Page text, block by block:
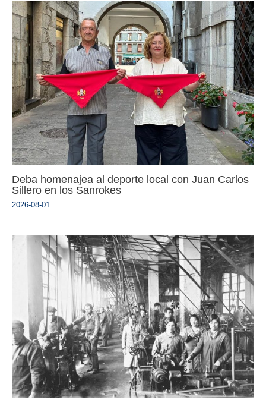
Deba homenajea al deporte local con Juan Carlos
Sillero en los Sanrokes
2026-08-01